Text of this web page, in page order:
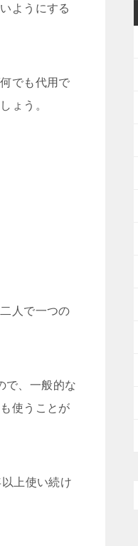
ようにする
でも代用で
ょう。
人で一つの
で、一般的な
使うことが
上使い続け